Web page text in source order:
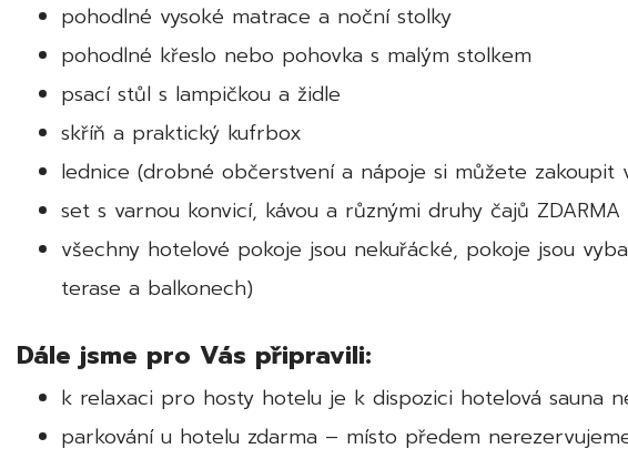
pohodlné vysoké matrace a noční stolky
pohodlné křeslo nebo pohovka s malým stolkem
psací stůl s lampičkou a židle
skříň a praktický kufrbox
lednice (drobné občerstvení a nápoje si můžete zakoupit
set s varnou konvicí, kávou a různými druhy čajů ZDARMA
všechny hotelové pokoje jsou nekuřácké, pokoje jsou
terase a balkonech)
Dále jsme pro Vás připravili:
k relaxaci pro hosty hotelu je k dispozici hotelová sauna
parkování u hotelu zdarma – místo předem